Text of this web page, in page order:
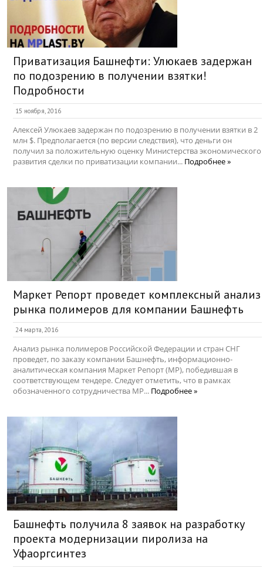
Приватизация Башнефти: Улюкаев задержан
по подозрению в получении взятки!
Подробности
15 ноября, 2016
Алексей Улюкаев задержан по подозрению в получении взятки в 2
млн $. Предполагается (по версии следствия), что деньги он
получил за положительную оценку Министерства экономического
развития сделки по приватизации компании... Подробнее »
Маркет Репорт проведет комплексный анализ
рынка полимеров для компании Башнефть
24 марта, 2016
Анализ рынка полимеров Российской Федерации и стран СНГ
проведет, по заказу компании Башнефть, информационно-
аналитическая компания Маркет Репорт (МР), победившая в
соответствующем тендере. Следует отметить, что в рамках
обозначенного сотрудничества МР... Подробнее »
Башнефть получила 8 заявок на разработку
проекта модернизации пиролиза на
Уфаоргсинтез